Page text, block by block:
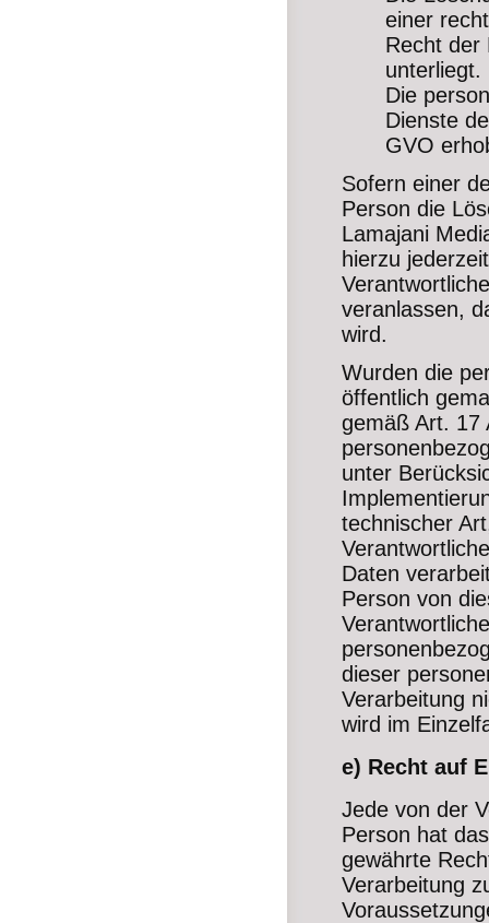
einer
Recht der
unterliegt.
Die
Dienste
GVO
Sofern einer
Person die
Lamajani
hierzu
veranlassen,
wird.
Wurden die
öffentlich
gemäß Art. 17
unter
technischer
Daten
Person von
dieser
Verarbeitung
wird im
e) Recht auf
Jede von der
Person hat
gewährte
Verarbeitung